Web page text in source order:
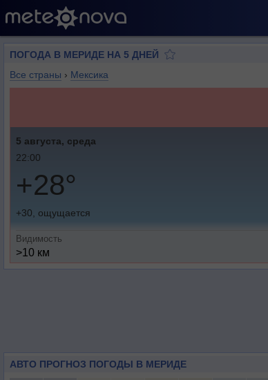
ПОГОДА В МЕРИДЕ НА 5 ДНЕЙ
Все страны › Мексика
5 августа, среда
22:00
+28°
+30, ощущается
Видимость
>10 км
АВТО ПРОГНОЗ ПОГОДЫ В МЕРИДЕ